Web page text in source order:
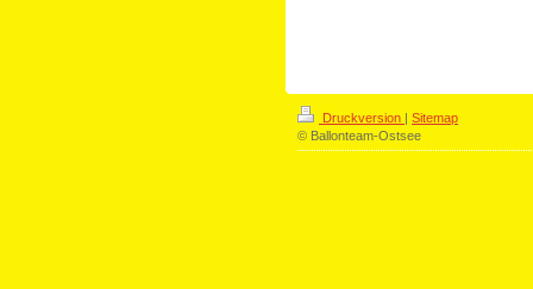
Druckversion | Sitemap
© Ballonteam-Ostsee